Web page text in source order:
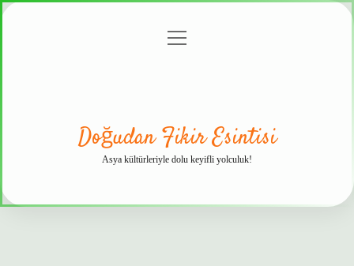
menüyü
Doğudan Fikir Esintisi
Asya kültürleriyle dolu keyifli yolculuk!